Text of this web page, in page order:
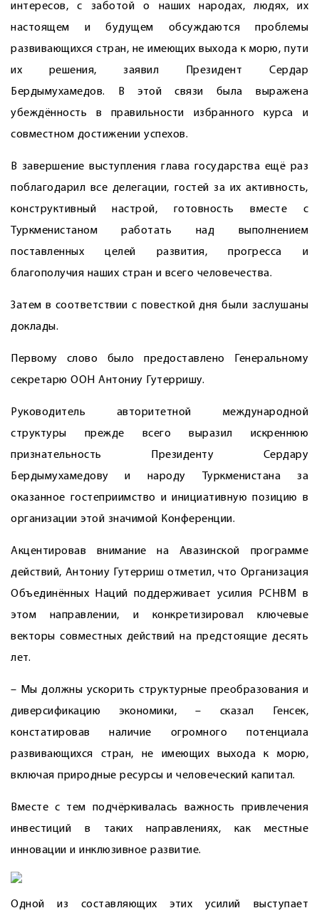
интересов, с заботой о наших народах, людях, их
настоящем и будущем обсуждаются проблемы
развивающихся стран, не имеющих выхода к морю, пути
их решения, заявил Президент Сердар
Бердымухамедов. В этой связи была выражена
убеждённость в правильности избранного курса и
совместном достижении успехов.
В завершение выступления глава государства ещё раз
поблагодарил все делегации, гостей за их активность,
конструктивный настрой, готовность вместе с
Туркменистаном работать над выполнением
поставленных целей развития, прогресса и
благополучия наших стран и всего человечества.
Затем в соответствии с повесткой дня были заслушаны
доклады.
Первому слово было предоставлено Генеральному
секретарю ООН Антониу Гутерришу.
Руководитель авторитетной международной
структуры прежде всего выразил искреннюю
признательность Президенту Сердару
Бердымухамедову и народу Туркменистана за
оказанное гостеприимство и инициативную позицию в
организации этой значимой Конференции.
Акцентировав внимание на Авазинской программе
действий, Антониу Гутерриш отметил, что Организация
Объединённых Наций поддерживает усилия РСНВМ в
этом направлении, и конкретизировал ключевые
векторы совместных действий на предстоящие десять
лет.
– Мы должны ускорить структурные преобразования и
диверсификацию экономики, – сказал Генсек,
констатировав наличие огромного потенциала
развивающихся стран, не имеющих выхода к морю,
включая природные ресурсы и человеческий капитал.
Вместе с тем подчёркивалась важность привлечения
инвестиций в таких направлениях, как местные
инновации и инклюзивное развитие.
Одной из составляющих этих усилий выступает